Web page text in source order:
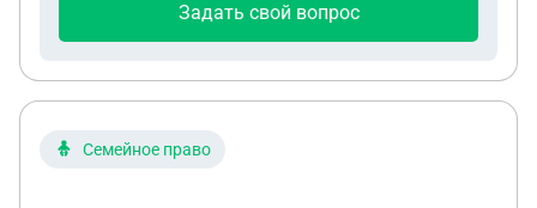
дочь (но куплена на деньги от продажи моего
денег от продажи квартиры, доставшейся мне в
Задать свой вопрос
Семейное право